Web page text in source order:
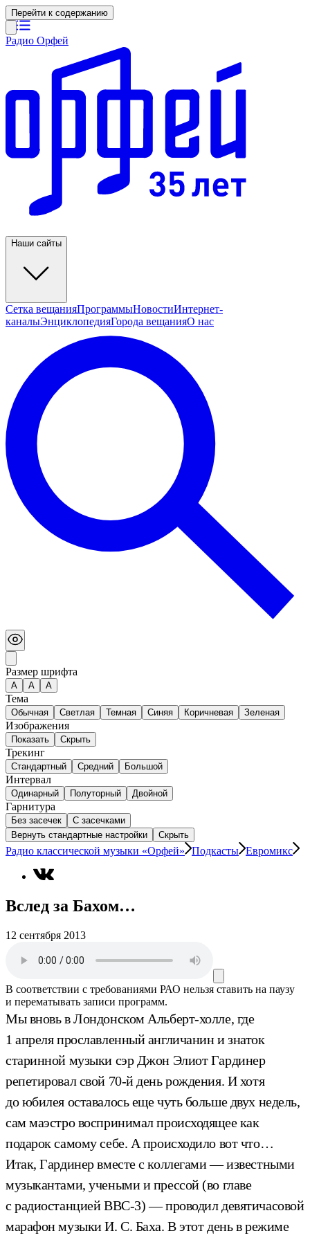
Перейти к содержанию
Радио Орфей
Наши сайты
Сетка вещанияПрограммыНовостиИнтернет-
каналыЭнциклопедияГорода вещанияО нас
Размер шрифта
А A A
Тема
Обычная Светлая Темная Синяя Коричневая Зеленая
Изображения
Показать Скрыть
Трекинг
Стандартный Средний Большой
Интервал
Одинарный Полуторный Двойной
Гарнитура
Без засечек
С засечками
Вернуть стандартные настройки
Скрыть
Радио классической музыки «Орфей» Подкасты Евромикс
Вслед за Бахом…
12 сентября 2013
В соответствии с требованиями РАО нельзя ставить на паузу
и перематывать записи программ.
Мы вновь в Лондонском Альберт-холле, где
1 апреля прославленный англичанин и знаток
старинной музыки сэр Джон Элиот Гардинер
репетировал свой 70-й день рождения. И хотя
до юбилея оставалось еще чуть больше двух недель,
сам маэстро воспринимал происходящее как
подарок самому себе. А происходило вот что…
Итак, Гардинер вместе с коллегами — известными
музыкантами, учеными и прессой (во главе
с радиостанцией ВВС-3) — проводил девятичасовой
марафон музыки И. С. Баха. В этот день в режиме